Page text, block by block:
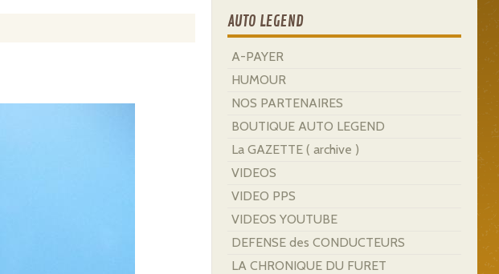
AUTO LEGEND
A-PAYER
HUMOUR
NOS PARTENAIRES
BOUTIQUE AUTO LEGEND
La GAZETTE ( archive )
VIDEOS
VIDEO PPS
VIDEOS YOUTUBE
DEFENSE des CONDUCTEURS
LA CHRONIQUE DU FURET